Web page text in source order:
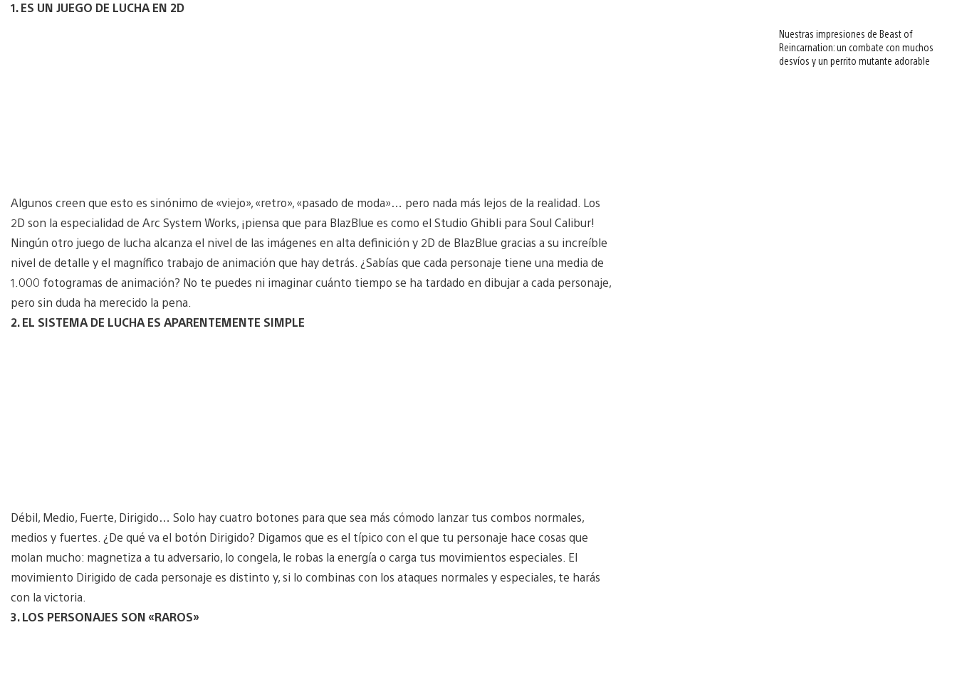
1. ES UN JUEGO DE LUCHA EN 2D
Algunos creen que esto es sinónimo de «viejo», «retro», «pasado de moda»… pero nada más lejos de la realidad. Los
2D son la especialidad de Arc System Works, ¡piensa que para BlazBlue es como el Studio Ghibli para Soul Calibur!
Ningún otro juego de lucha alcanza el nivel de las imágenes en alta definición y 2D de BlazBlue gracias a su increíble
nivel de detalle y el magnífico trabajo de animación que hay detrás. ¿Sabías que cada personaje tiene una media de
1.000 fotogramas de animación? No te puedes ni imaginar cuánto tiempo se ha tardado en dibujar a cada personaje,
pero sin duda ha merecido la pena.
2. EL SISTEMA DE LUCHA ES APARENTEMENTE SIMPLE
Débil, Medio, Fuerte, Dirigido… Solo hay cuatro botones para que sea más cómodo lanzar tus combos normales,
medios y fuertes. ¿De qué va el botón Dirigido? Digamos que es el típico con el que tu personaje hace cosas que
molan mucho: magnetiza a tu adversario, lo congela, le robas la energía o carga tus movimientos especiales. El
movimiento Dirigido de cada personaje es distinto y, si lo combinas con los ataques normales y especiales, te harás
con la victoria.
3. LOS PERSONAJES SON «RAROS»
Nuestras impresiones de Beast of
Reincarnation: un combate con muchos
desvíos y un perrito mutante adorable